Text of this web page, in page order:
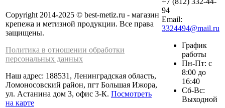
Copyright 2014-2025 © best-metiz.ru - магазин
крепежа и метизной продукции. Все права
защищены.
Политика в отношении обработки
персональных данных
Наш адрес: 188531, Ленинградская область,
Ломоносовский район, пгт Большая Ижора,
ул. Астанина дом 3, офис 3-К. Посмотреть
на карте
94
Email:
3324494@mail.ru
График
работы
Пн-Пт: с
8:00 до
16:40
Сб-Вс:
Выходной